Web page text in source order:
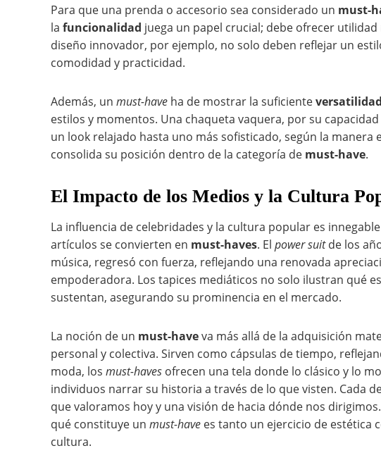
Para que una prenda o accesorio sea considerado un must-
la funcionalidad juega un papel crucial; debe ofrecer
diseño innovador, por ejemplo, no solo deben reflejar un
comodidad y practicidad.
Además, un must-have ha de mostrar la suficienteversatilidad
estilos y momentos. Una chaqueta vaquera, por su
un look relajado hasta uno más sofisticado, según la manera
consolida su posición dentro de la categoría de must-have.
El Impacto de los Medios y la Cultura
La influencia de celebridades y la cultura popular es
artículos se convierten en must-haves. El power suitde los
música, regresó con fuerza, reflejando una renovada
empoderadora. Los tapices mediáticos no solo ilustran qué
sustentan, asegurando su prominencia en el mercado.
La noción de un must-haveva más allá de la adquisición
personal y colectiva. Sirven como cápsulas de tiempo,
moda, los must-haves ofrecen una tela donde lo clásico y lo
individuos narrar su historia a través de lo que visten. Cada
que valoramos hoy y una visión de hacia dónde nos
qué constituye un must-have es tanto un ejercicio de estética
cultura.